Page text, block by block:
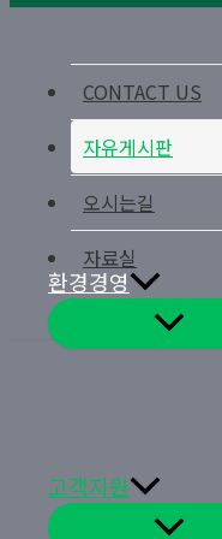
환경경영
메
뉴
토
고객지원
메
CONTACT US
자유게시판
오시는길
자료실